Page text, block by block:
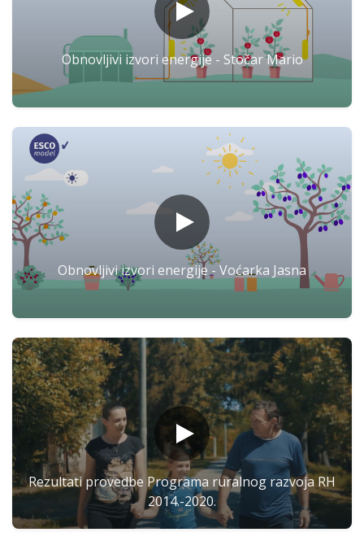
Obnovljivi izvori energije - Stočar Mario
Obnovljivi izvori energije - Voćarka Jasna
Rezultati provedbe Programa ruralnog razvoja RH
2014.-2020.